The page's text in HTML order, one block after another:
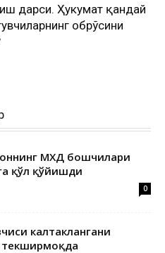
дарси. Ҳукумат қандай
обрўсини
МХДҚ бошчилари
қўл қўйишди
0
калтаклангани